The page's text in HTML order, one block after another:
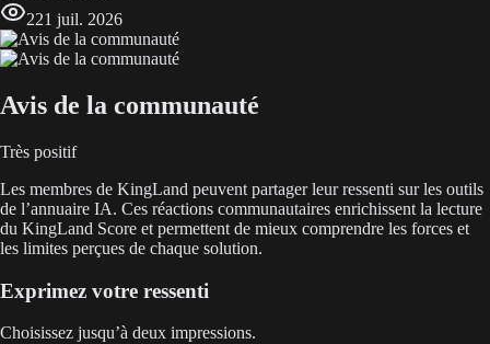
221 juil. 2026
Avis de la communauté
Très positif
Les membres de KingLand peuvent partager leur ressenti sur les outils
de l’annuaire IA. Ces réactions communautaires enrichissent la lecture
du KingLand Score et permettent de mieux comprendre les forces et
les limites perçues de chaque solution.
Exprimez votre ressenti
Choisissez jusqu’à deux impressions.